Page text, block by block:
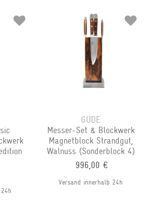
GÜDE
Messer-Set & Blockwerk
Magnetblock Strandgut,
Walnuss (Sonderblock 4)
996,00 €
Versand innerhalb 24h